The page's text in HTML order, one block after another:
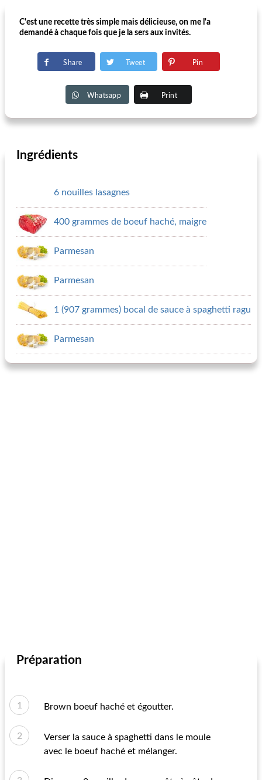
C'est une recette très simple mais délicieuse, on me l'a
demandé à chaque fois que je la sers aux invités.
Share Tweet Pin
Whatsapp Print
Ingrédients
6 nouilles lasagnes
400 grammes de boeuf haché, maigre
Parmesan
Parmesan
1 (907 grammes) bocal de sauce à spaghetti ragu
Parmesan
Préparation
Brown boeuf haché et égoutter.
Verser la sauce à spaghetti dans le moule
avec le boeuf haché et mélanger.